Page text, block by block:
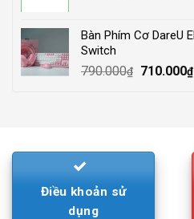
210.000₫.
Bàn Phím Cơ DareU
Switch
790.000₫
Original
710.000₫
Điều khoản sử
dụng